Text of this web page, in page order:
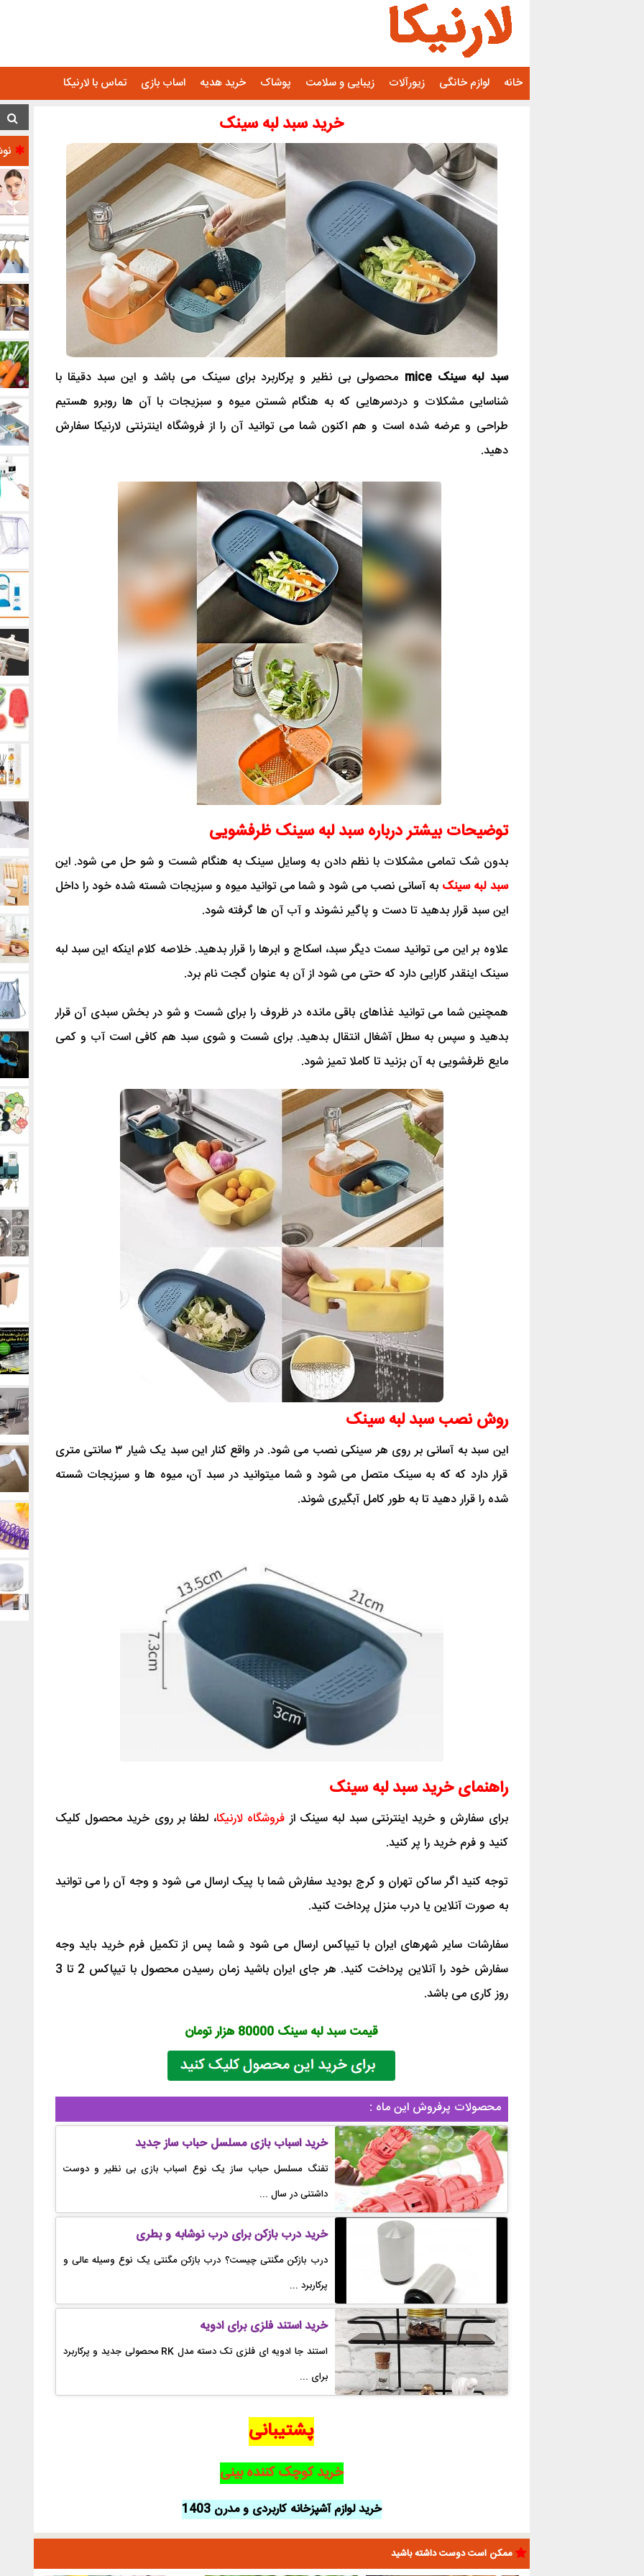
رفتن
خانه لوازم خانگی زیورآلات زیبایی و سلامت پوشاک خرید هدیه اساب بازی تماس با لارنیکا
خرید سبد لبه سینک
سبد لبه سینک mice
محصولی بی نظیر و پرکاربرد برای سینک می باشد و این سبد دقیقا با
شناسایی مشکلات و دردسرهایی که به هنگام شستن میوه و سبزیجات با آن ها روبرو هستیم
طراحی و عرضه شده است و هم اکنون شما می توانید آن را از فروشگاه اینترنتی لارنیکا سفارش
دهید.
توضیحات بیشتر درباره سبد لبه سینک ظرفشویی
بدون شک تمامی مشکلات با نظم دادن به وسایل سینک به هنگام شست و شو حل می شود. این
سبد لبه سینک به آسانی نصب می شود و شما می توانید میوه و سبزیجات شسته شده خود را داخل
این سبد قرار بدهید تا دست و پاگیر نشوند و آب آن ها گرفته شود.
علاوه بر این می توانید سمت دیگر سبد، اسکاج و ابرها را قرار بدهید. خلاصه کلام اینکه این سبد لبه
سینک اینقدر کارایی دارد که حتی می شود از آن به عنوان گجت نام برد.
همچنین شما می توانید غذاهای باقی مانده در ظروف را برای شست و شو در بخش سبدی آن قرار
بدهید و سپس به سطل آشغال انتقال بدهید. برای شست و شوی سبد هم کافی است آب و کمی
مایع ظرفشویی به آن بزنید تا کاملا تمیز شود.
روش نصب سبد لبه سینک
این سبد به آسانی بر روی هر سینکی نصب می شود. در واقع کنار این سبد یک شیار ۳ سانتی متری
قرار دارد که که به سینک متصل‌ می شود و شما میتوانید در سبد آن، میوه ها و سبزیجات شسته
شده را قرار دهید تا به طور کامل آبگیری شوند.
راهنمای خرید سبد لبه سینک
برای سفارش و خرید اینترنتی سبد لبه سینک از فروشگاه لارنیکا، لطفا بر روی خرید محصول کلیک
کنید و فرم خرید را پر کنید.
توجه کنید اگر ساکن تهران و کرج بودید سفارش شما با پیک ارسال می شود و وجه آن را می توانید
به صورت آنلاین یا درب منزل پرداخت کنید.
سفارشات سایر شهرهای ایران با تیپاکس ارسال می شود و شما پس از تکمیل فرم خرید باید وجه
سفارش خود را آنلاین پرداخت کنید. هر جای ایران باشید زمان رسیدن محصول با تیپاکس 2 تا 3
روز کاری می باشد.
قیمت سبد لبه سینک 80000 هزار تومان
محصولات پرفروش این ماه :
خرید اسباب بازی مسلسل حباب ساز جدید
تفنگ مسلسل حباب ساز یک نوع اسباب بازی بی نظیر و دوست
داشتنی در سال ...
خرید درب بازکن برای درب نوشابه و بطری
درب بازکن مگنتی چیست؟ درب بازکن مگنتی یک نوع وسیله عالی و
پرکاربرد ...
خرید استند فلزی برای ادویه
استند جا ادویه ای فلزی تک دسته مدل RK محصولی جدید و پرکاربرد
برای ...
پشتیبانی
خرید کوچک کننده بینی
خرید لوازم آشپزخانه کاربردی و مدرن 1403
ممکن است دوست داشته باشید